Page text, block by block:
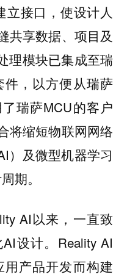
立接口，使设计人
共享数据、项目及
理模块已集成至瑞
，以方便从瑞萨
瑞萨MCU的客户
将缩短物联网网络
）及微型机器学习
期。
AI以来，一直致
设计。Reality AI
用产品开发而构建